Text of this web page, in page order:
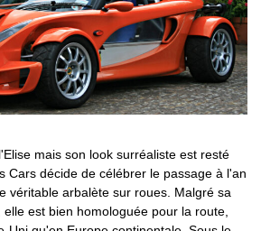
mais son look surréaliste est resté
Cars décide de célébrer le passage à l'an
véritable arbalète sur roues. Malgré sa
est bien homologuée pour la route,